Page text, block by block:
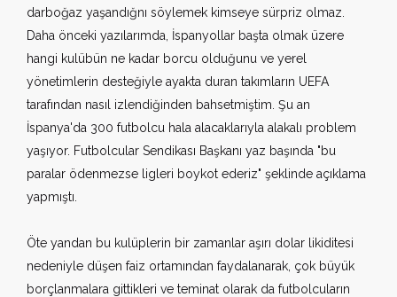
darboğaz yaşandığnı söylemek kimseye sürpriz olmaz.
Daha önceki yazılarımda, İspanyollar başta olmak üzere
hangi kulübün ne kadar borcu olduğunu ve yerel
yönetimlerin desteğiyle ayakta duran takımların UEFA
tarafından nasıl izlendiğinden bahsetmiştim. Şu an
İspanya'da 300 futbolcu hala alacaklarıyla alakalı problem
yaşıyor. Futbolcular Sendikası Başkanı yaz başında "bu
paralar ödenmezse ligleri boykot ederiz" şeklinde açıklama
yapmıştı.
Öte yandan bu kulüplerin bir zamanlar aşırı dolar likiditesi
nedeniyle düşen faiz ortamından faydalanarak, çok büyük
borçlanmalara gittikleri ve teminat olarak da futbolcuların